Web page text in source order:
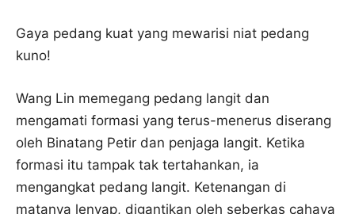
Gaya pedang kuat yang mewarisi niat pedang
kuno!
Wang Lin memegang pedang langit dan
mengamati formasi yang terus-menerus diserang
oleh Binatang Petir dan penjaga langit. Ketika
formasi itu tampak tak tertahankan, ia
mengangkat pedang langit. Ketenangan di
matanya lenyap, digantikan oleh seberkas cahaya